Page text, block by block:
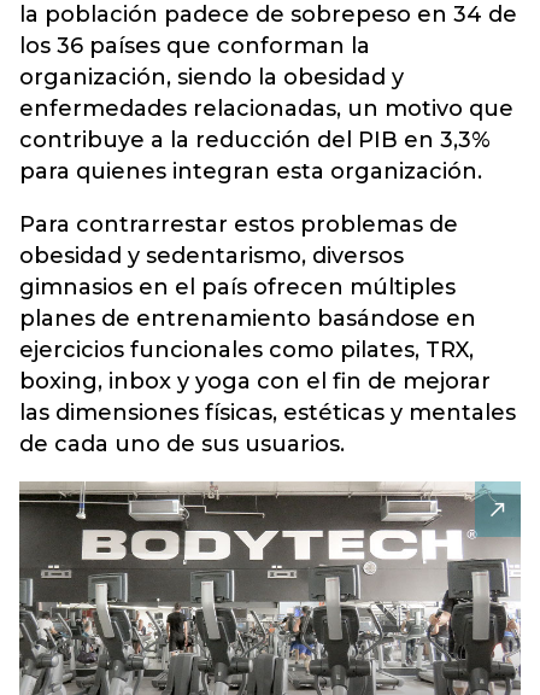
la población padece de sobrepeso en 34 de
los 36 países que conforman la
organización, siendo la obesidad y
enfermedades relacionadas, un motivo que
contribuye a la reducción del PIB en 3,3%
para quienes integran esta organización.
Para contrarrestar estos problemas de
obesidad y sedentarismo, diversos
gimnasios en el país ofrecen múltiples
planes de entrenamiento basándose en
ejercicios funcionales como pilates, TRX,
boxing, inbox y yoga con el fin de mejorar
las dimensiones físicas, estéticas y mentales
de cada uno de sus usuarios.